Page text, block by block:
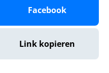
Facebook
Link kopieren